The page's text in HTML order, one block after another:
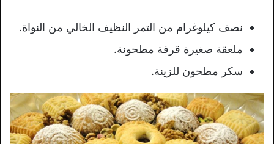
نصف كيلوغرام من التمر النظيف الخالي من النواة.
ملعقة صغيرة قرفة مطحونة.
سكر مطحون للزينة.